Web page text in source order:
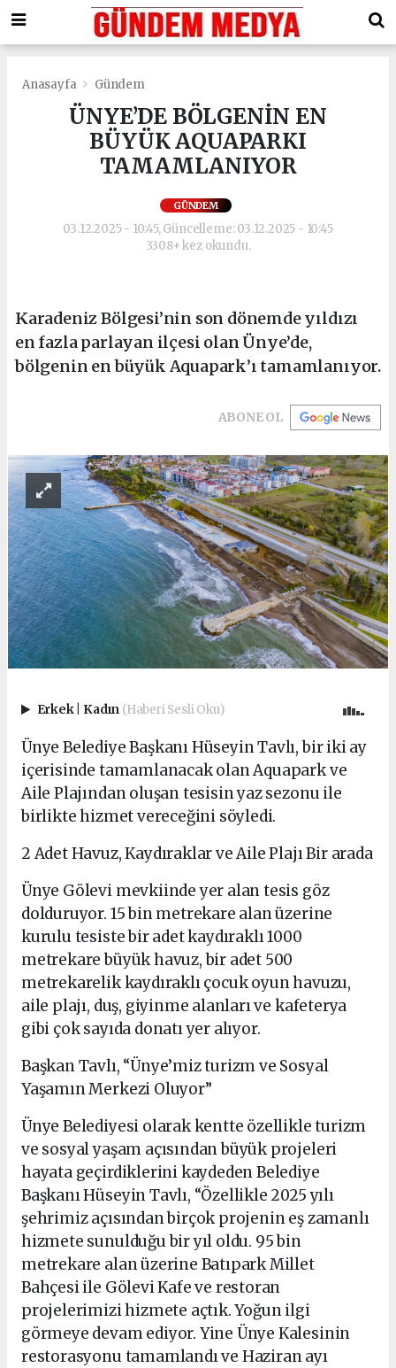
Anasayfa Gündem
ÜNYE’DE BÖLGENİN EN
BÜYÜK AQUAPARKI
TAMAMLANIYOR
GÜNDEM
03.12.2025 - 10:45, Güncelleme: 03.12.2025 - 10:45
3308+ kez okundu.
Karadeniz Bölgesi’nin son dönemde yıldızı
en fazla parlayan ilçesi olan Ünye’de,
bölgenin en büyük Aquapark’ı tamamlanıyor.
ABONE OL
Erkek Kadın (Haberi Sesli Oku)
Ünye Belediye Başkanı Hüseyin Tavlı, bir iki ay
içerisinde tamamlanacak olan Aquapark ve
Aile Plajından oluşan tesisin yaz sezonu ile
birlikte hizmet vereceğini söyledi.
2 Adet Havuz, Kaydıraklar ve Aile Plajı Bir arada
Ünye Gölevi mevkiinde yer alan tesis göz
dolduruyor. 15 bin metrekare alan üzerine
kurulu tesiste bir adet kaydıraklı 1000
metrekare büyük havuz, bir adet 500
metrekarelik kaydıraklı çocuk oyun havuzu,
aile plajı, duş, giyinme alanları ve kafeterya
gibi çok sayıda donatı yer alıyor.
Başkan Tavlı, “Ünye’miz turizm ve Sosyal
Yaşamın Merkezi Oluyor”
Ünye Belediyesi olarak kentte özellikle turizm
ve sosyal yaşam açısından büyük projeleri
hayata geçirdiklerini kaydeden Belediye
Başkanı Hüseyin Tavlı, “Özellikle 2025 yılı
şehrimiz açısından birçok projenin eş zamanlı
hizmete sunulduğu bir yıl oldu. 95 bin
metrekare alan üzerine Batıpark Millet
Bahçesi ile Gölevi Kafe ve restoran
projelerimizi hizmete açtık. Yoğun ilgi
görmeye devam ediyor. Yine Ünye Kalesinin
restorasyonu tamamlandı ve Haziran ayı